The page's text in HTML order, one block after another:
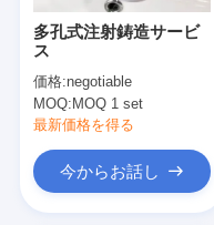
多孔式注射鋳造サービ
ス
価格:negotiable
MOQ:MOQ 1 set
最新価格を得る
今からお話し